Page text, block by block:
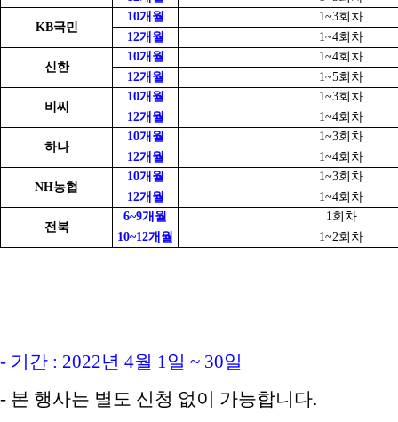
KB국민
10개월
1~3회차
12개월
1~4회차
신한
10개월
1~4회차
12개월
1~5회차
비씨
10개월
1~3회차
12개월
1~4회차
하나
10개월
1~3회차
12개월
1~4회차
NH농협
10개월
1~3회차
12개월
1~4회차
전북
6~9개월
1회차
10~12개월
1~2회차
- 기간 : 2022년 4월 1일 ~ 30일
- 본 행사는 별도 신청 없이 가능합니다.